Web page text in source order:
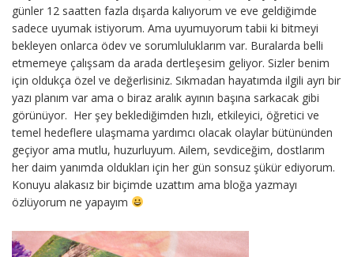
günler 12 saatten fazla dışarda kalıyorum ve eve geldiğimde
sadece uyumak istiyorum. Ama uyumuyorum tabii ki bitmeyi
bekleyen onlarca ödev ve sorumluluklarım var. Buralarda belli
etmemeye çalışsam da arada dertleşesim geliyor. Sizler benim
için oldukça özel ve değerlisiniz. Sıkmadan hayatımda ilgili ayrı bir
yazı planım var ama o biraz aralık ayının başına sarkacak gibi
görünüyor. Her şey beklediğimden hızlı, etkileyici, öğretici ve
temel hedeflere ulaşmama yardımcı olacak olaylar bütününden
geçiyor ama mutlu, huzurluyum. Ailem, sevdiceğim, dostlarım
her daim yanımda oldukları için her gün sonsuz şükür ediyorum.
Konuyu alakasız bir biçimde uzattım ama bloğa yazmayı
özlüyorum ne yapayım